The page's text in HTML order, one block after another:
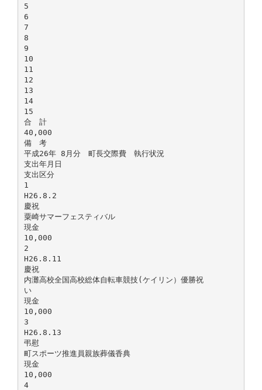
5
6
7
8
9
10
11
12
13
14
15
合 計
40,000
備 考
平成26年 8月分 町長交際費 執行状況
支出年月日
支出区分
1
H26.8.2
慶祝
粟崎サマーフェスティバル
現金
10,000
2
H26.8.11
慶祝
内灘高校全国高校総体自転車競技(ケイリン）優勝祝
い
現金
10,000
3
H26.8.13
弔慰
町スポーツ推進員親族葬儀香典
現金
10,000
4